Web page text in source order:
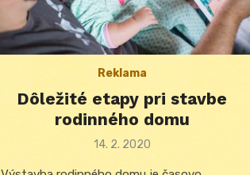
Reklama
Dôležité etapy pri stavbe
rodinného domu
Posted
14. 2. 2020